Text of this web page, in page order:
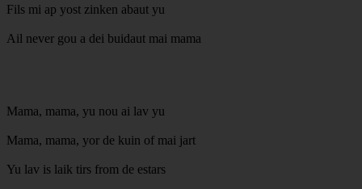
Fils mi ap yost zinken abaut yu
Ail never gou a dei buidaut mai mama
Mama, mama, yu nou ai lav yu
Mama, mama, yor de kuin of mai jart
Yu lav is laik tirs from de estars